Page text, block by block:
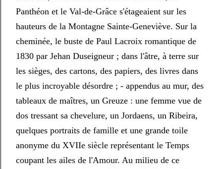
Panthéon et le Val-de-Grâce s'étageaient sur les
hauteurs de la Montagne Sainte-Geneviève. Sur la
cheminée, le buste de Paul Lacroix romantique de
1830 par Jehan Duseigneur ; dans l'âtre, à terre sur
les sièges, des cartons, des papiers, des livres dans
le plus incroyable désordre ; - appendus au mur, des
tableaux de maîtres, un Greuze : une femme vue de
dos tressant sa chevelure, un Jordaens, un Ribeira,
quelques portraits de famille et une grande toile
anonyme du XVIIe siècle représentant le Temps
coupant les ailes de l'Amour. Au milieu de ce